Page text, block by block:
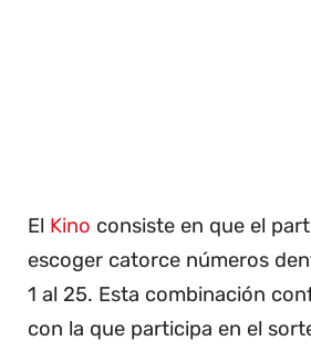
El Kino consiste en que el
escoger catorce números
1 al 25. Esta combinación
con la que participa en el